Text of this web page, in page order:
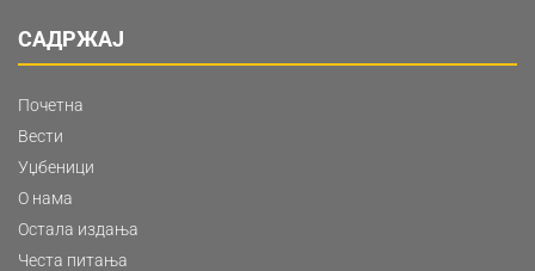
САДРЖАЈ
Почетна
Вести
Уџбеници
О нама
Остала издања
Честа питања